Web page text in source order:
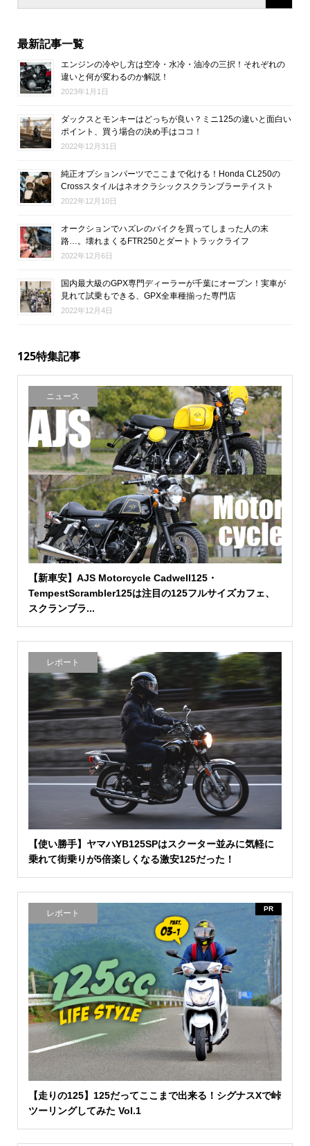
最新記事一覧
エンジンの冷やし方は空冷・水冷・油冷の三択！それぞれの
違いと何が変わるのか解説！
2023年1月1日
ダックスとモンキーはどっちが良い？ミニ125の違いと面白い
ポイント、買う場合の決め手はココ！
2022年12月31日
純正オプションパーツでここまで化ける！Honda CL250の
Crossスタイルはネオクラシックスクランブラーテイスト
2022年12月10日
オークションでハズレのバイクを買ってしまった人の末
路…。壊れまくるFTR250とダートトラックライフ
2022年12月6日
国内最大級のGPX専門ディーラーが千葉にオープン！実車が
見れて試乗もできる、GPX全車種揃った専門店
2022年12月4日
125特集記事
ニュース
【新車安】AJS Motorcycle Cadwell125・
TempestScrambler125は注目の125フルサイズカフェ、
スクランブラ...
レポート
【使い勝手】ヤマハYB125SPはスクーター並みに気軽に
乗れて街乗りが5倍楽しくなる激安125だった！
レポート PR
【走りの125】125だってここまで出来る！シグナスXで峠
ツーリングしてみた Vol.1